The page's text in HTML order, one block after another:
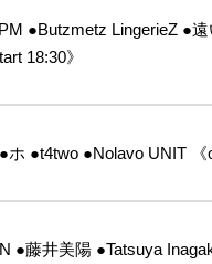
●Butzmetz LingerieZ ●
18:30》
●ホ ●t4two ●Nolavo UNIT
●藤井美陽 ●Tatsuya